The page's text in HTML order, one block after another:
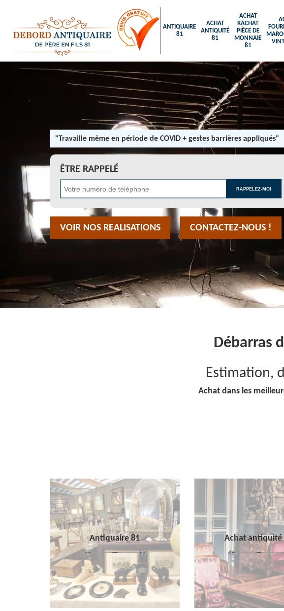
ANTIQUAIRE
81
ACHAT
ANTIQUITÉ
81
ACHAT
RACHAT
PIÈCE DE
MONNAIE
81
"Travaille même en période de COVID + gestes barrières appliqués"
ÊTRE RAPPELÉ
VOIR NOS REALISATIONS CONTACTEZ-NOUS !
Débarras
Estimation,
Achat dans les
Antiquaire 81 Achat antiquité